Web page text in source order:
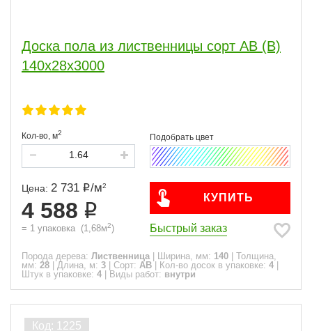
Доска пола из лиственницы сорт АВ (В)
140x28x3000
Кол-во, м2
Цена: 2 731 /м2
4 588
= 1 упаковка (1,68м2)
КУПИТЬ
Быстрый заказ
Порода дерева: Лиственница Ширина, мм: 140
Толщина,
мм: 28 Длина, м: 3 Сорт: АВ Кол-во досок в упаковке: 4
Штук в упаковке: 4 Виды работ: внутри